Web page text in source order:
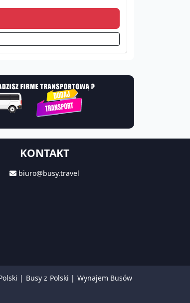
KONTAKT
biuro@busy.travel
| Busy z Polski | Wynajem Busów